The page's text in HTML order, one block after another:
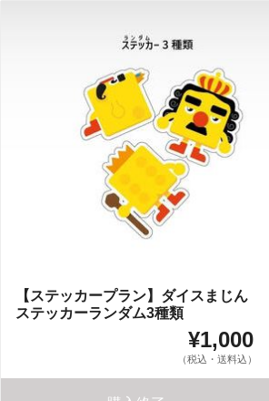
【ステッカープラン】ダイスまじん
ステッカーランダム3種類
¥1,000
（税込・送料込）